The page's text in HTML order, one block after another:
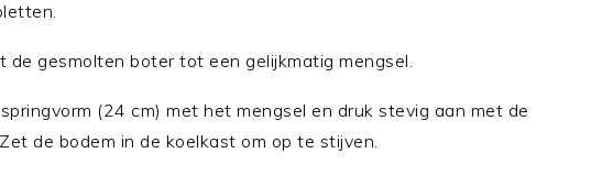
de gesmolten boter tot een gelijkmatig mengsel.
(24 cm) met het mengsel en druk stevig aan met de
de bodem in de koelkast om op te stijven.